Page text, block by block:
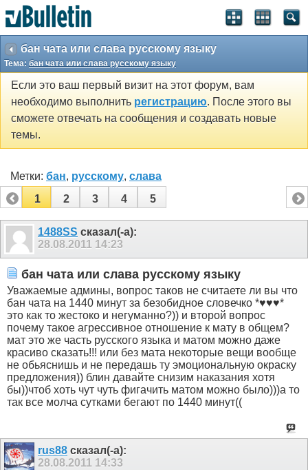
бан чата или слава русскому языку
Тема: бан чата или слава русскому языку
Если это ваш первый визит на этот форум, вам
необходимо выполнить регистрацию. После этого вы
сможете отвечать на сообщения и создавать новые
темы.
Метки: бан, русскому, слава
1
2 3 4 5
1488SS сказал(-а):
28.08.2011 14:23
бан чата или слава русскому языку
Уважаемые админы, вопрос таков не считаете ли вы что
бан чата на 1440 минут за безобидное словечко *♥♥♥*
это как то жестоко и негуманно?)) и второй вопрос
почему такое агрессивное отношение к мату в общем?
мат это же часть русского языка и матом можно даже
красиво сказать!!! или без мата некоторые вещи вообще
не обьяснишь и не передашь ту эмоциональную окраску
предложения)) блин давайте снизим наказания хотя
бы))чтоб хоть чут чуть фигачить матом можно было)))а то
так все молча сутками бегают по 1440 минут((
rus88 сказал(-а):
28.08.2011 14:33